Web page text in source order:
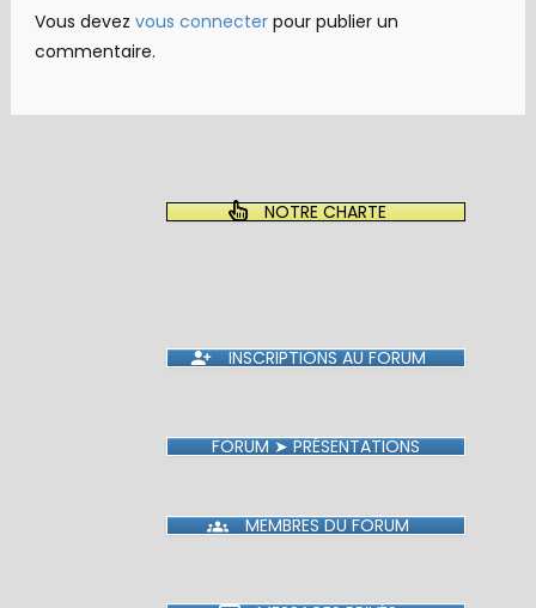
Vous devez vous connecterpour publier un
commentaire.
NOTRE CHARTE
INSCRIPTIONS AU FORUM
FORUM ➤ PRÉSENTATIONS
MEMBRES DU FORUM